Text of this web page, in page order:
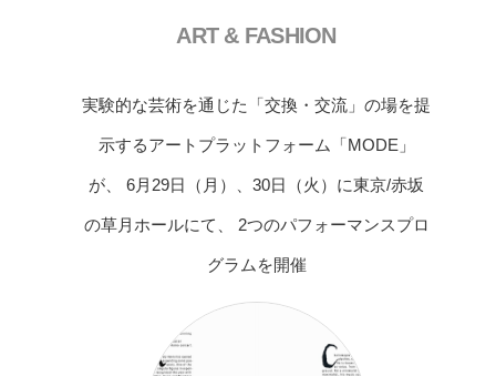
ART & FASHION
実験的な芸術を通じた「交換・交流」の場を提
示するアートプラットフォーム「MODE」
が、 6月29日（月）、30日（火）に東京/赤坂
の草月ホールにて、 2つのパフォーマンスプロ
グラムを開催